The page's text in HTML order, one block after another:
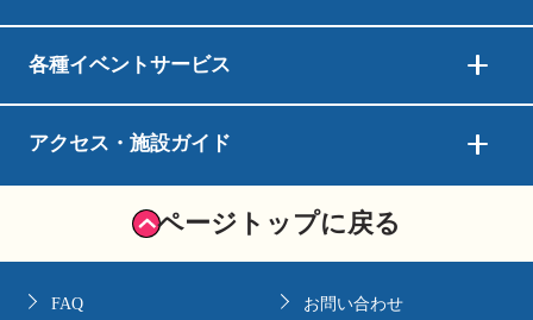
各種イベントサービス
アクセス・施設ガイド
ページトップに戻る
FAQ お問い合わせ